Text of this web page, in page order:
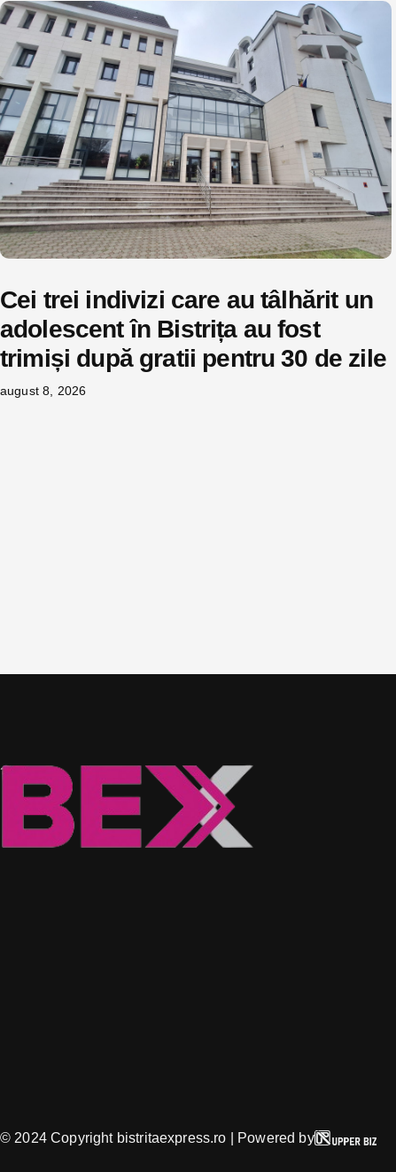
Cei trei indivizi care au tâlhărit un
adolescent în Bistrița au fost
trimiși după gratii pentru 30 de zile
august 8, 2026
© 2024 Copyright bistritaexpress.ro | Powered by